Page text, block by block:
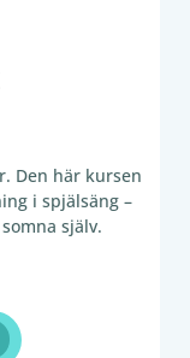
Den här kursen
i spjälsäng –
själv.